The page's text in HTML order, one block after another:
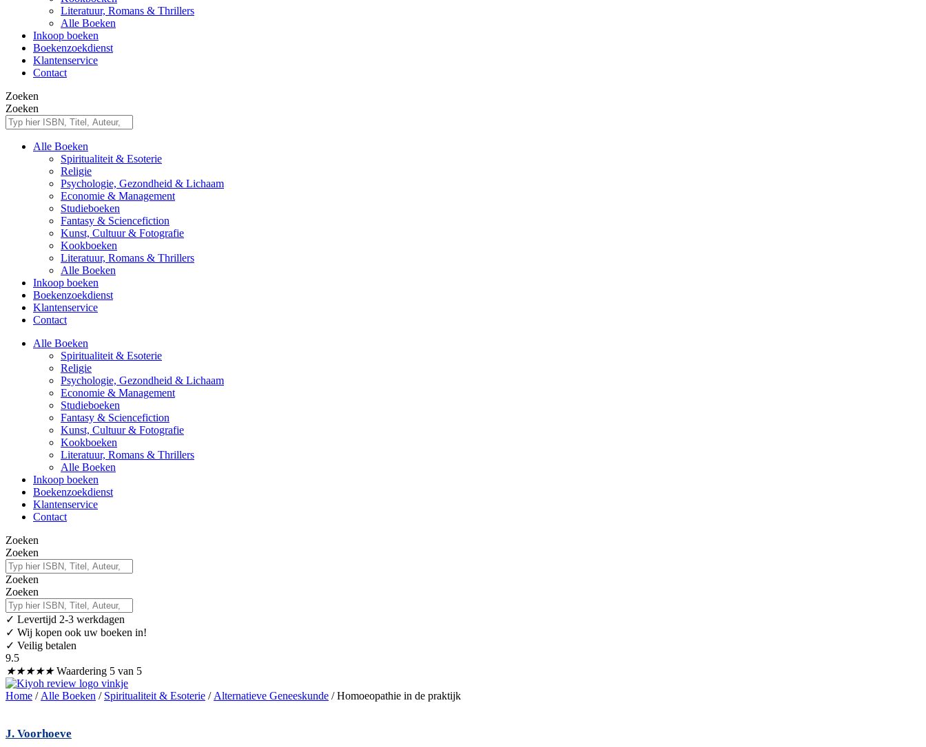
Literatuur, Romans & Thrillers
Alle Boeken
Inkoop boeken
Boekenzoekdienst
Klantenservice
Contact
Zoeken
Zoeken
Alle Boeken
Spiritualiteit & Esoterie
Religie
Psychologie, Gezondheid & Lichaam
Economie & Management
Studieboeken
Fantasy & Sciencefiction
Kunst, Cultuur & Fotografie
Kookboeken
Literatuur, Romans & Thrillers
Alle Boeken
Inkoop boeken
Boekenzoekdienst
Klantenservice
Contact
Alle Boeken
Spiritualiteit & Esoterie
Religie
Psychologie, Gezondheid & Lichaam
Economie & Management
Studieboeken
Fantasy & Sciencefiction
Kunst, Cultuur & Fotografie
Kookboeken
Literatuur, Romans & Thrillers
Alle Boeken
Inkoop boeken
Boekenzoekdienst
Klantenservice
Contact
Zoeken
Zoeken
Zoeken
Zoeken
✓ Levertijd 2-3 werkdagen
✓ Wij kopen ook uw boeken in!
✓ Veilig betalen
9.5
★★★★★ Waardering 5 van 5
Home / Alle Boeken / Spiritualiteit & Esoterie / Alternatieve Geneeskunde / Homoeopathie in de praktijk
J. Voorhoeve